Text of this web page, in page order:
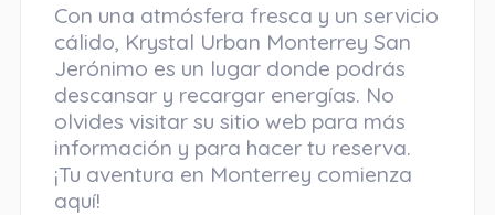
Con una atmósfera fresca y un servicio
cálido, Krystal Urban Monterrey San
Jerónimo es un lugar donde podrás
descansar y recargar energías. No
olvides visitar su sitio web para más
información y para hacer tu reserva.
¡Tu aventura en Monterrey comienza
aquí!